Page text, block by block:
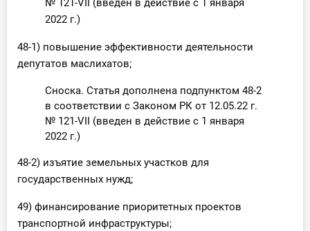
№ 121-VII (введен в действие с 1 января
2022 г.)
48-1) повышение эффективности деятельности
депутатов маслихатов;
Сноска. Статья дополнена подпунктом 48-2
в соответствии с Законом РК от 12.05.22 г.
№ 121-VII (введен в действие с 1 января
2022 г.)
48-2) изъятие земельных участков для
государственных нужд;
49) финансирование приоритетных проектов
транспортной инфраструктуры;